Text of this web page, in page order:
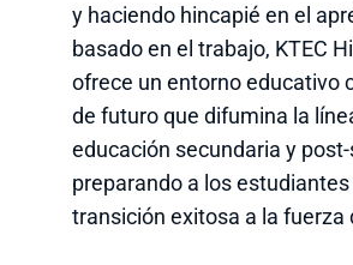
y haciendo hincapié en el
basado en el trabajo, KTEC
ofrece un entorno educativo
de futuro que difumina la
educación secundaria y
preparando a los
transición exitosa a la fuerza